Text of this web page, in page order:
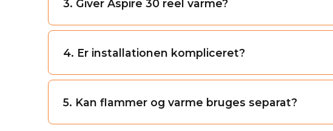
3. Giver Aspire 30 reel varme?
4. Er installationen kompliceret?
5. Kan flammer og varme bruges separat?